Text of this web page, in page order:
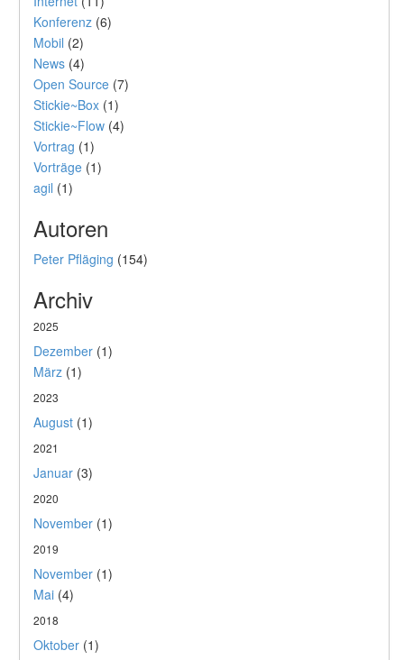
Konferenz (6)
Mobil (2)
News (4)
Open Source (7)
Stickie~Box (1)
Stickie~Flow (4)
Vortrag (1)
Vorträge (1)
agil (1)
Autoren
Peter Pfläging (154)
Archiv
2025
Dezember (1)
März (1)
2023
August (1)
2021
Januar (3)
2020
November (1)
2019
November (1)
Mai (4)
2018
Oktober (1)